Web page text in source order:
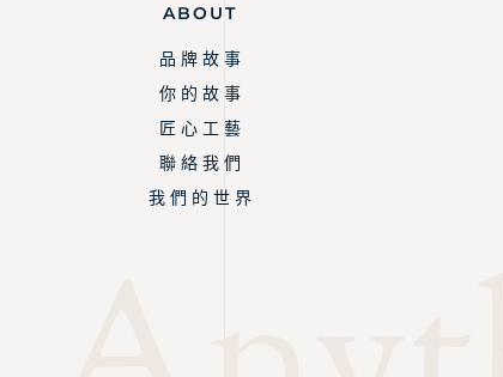
ABOUT
品 牌 故 事
你 的 故 事
匠 心 工 藝
聯 絡 我 們
我 們 的 世 界